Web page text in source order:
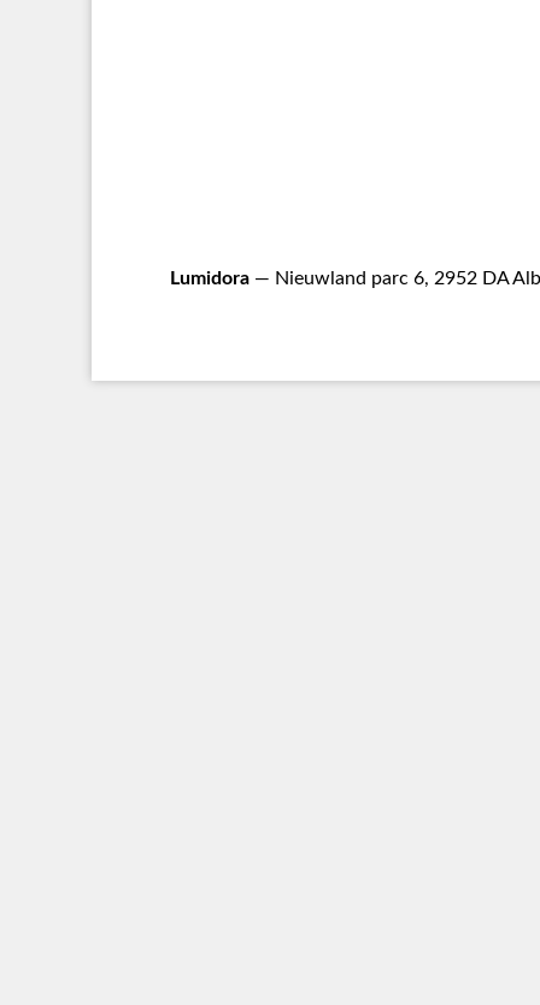
Lumidora — Nieuwland parc 6, 2952 DA